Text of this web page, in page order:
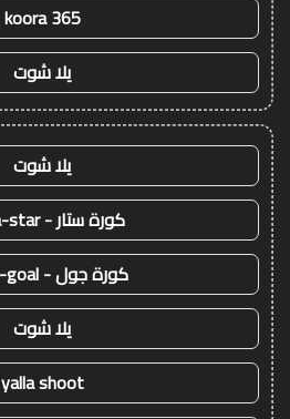
koora 365
يلا شوت
يلا شوت
كورة ستار - koora-star
كورة جول - koora-goal
يلا شوت
yalla shoot